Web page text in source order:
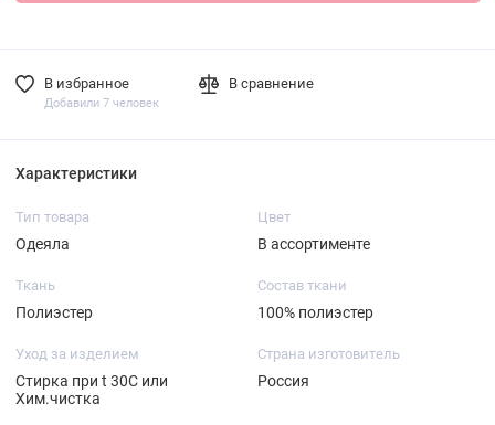
В избранное
Добавили 7 человек
В сравнение
Характеристики
Тип товара
Одеяла
Цвет
В ассортименте
Ткань
Полиэстер
Состав ткани
100% полиэстер
Уход за изделием
Стирка при t 30C или
Хим.чистка
Страна изготовитель
Россия